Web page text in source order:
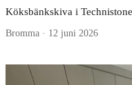
Köksbänkskiva i
Bromma · 12 juni 2026